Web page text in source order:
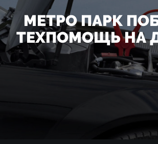
МЕТРО ПАРК
ТЕХПОМОЩЬ НА